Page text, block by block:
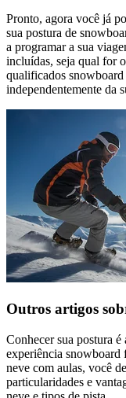
Pronto, agora você já
sua postura de
a programar a sua
incluídas, seja qual for
qualificados snowboard
independentemente da
Outros artigos
Conhecer sua postura é
experiência snowboard
neve com aulas, você
particularidades e